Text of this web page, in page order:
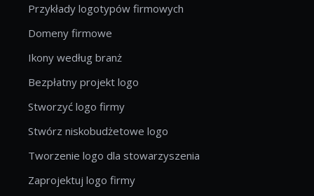
Przykłady logotypów firmowych
Domeny firmowe
Ikony według branż
Bezpłatny projekt logo
Stworzyć logo firmy
Stwórz niskobudżetowe logo
Tworzenie logo dla stowarzyszenia
Zaprojektuj logo firmy